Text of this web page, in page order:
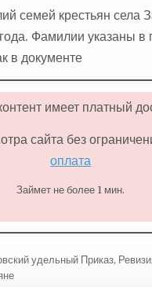
семей крестьян села
Фамилии указаны в
в документе
имеет платный
сайта без
оплата
Займет не более 1 мин.
удельный Приказ,